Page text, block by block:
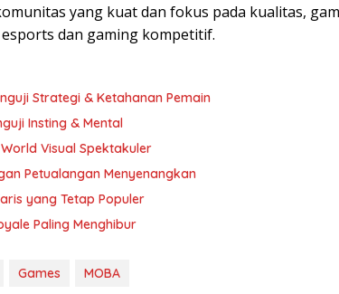
yang kuat dan fokus pada kualitas,
dan gaming kompetitif.
Strategi & Ketahanan Pemain
Insting & Mental
Visual Spektakuler
Petualangan Menyenangkan
yang Tetap Populer
Paling Menghibur
Games MOBA